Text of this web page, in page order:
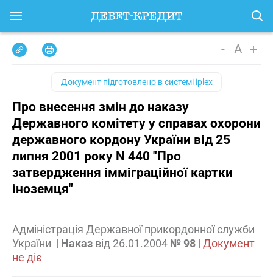
- A +
Документ підготовлено всистемі iplex
Про внесення змін до наказу
Державного комітету у справах охорони
державного кордону України від 25
липня 2001 року N 440 "Про
затвердження імміграційної картки
іноземця"
Адміністрація Державної прикордонної служби
України | Наказ від 26.01.2004 № 98 | Документ
не діє